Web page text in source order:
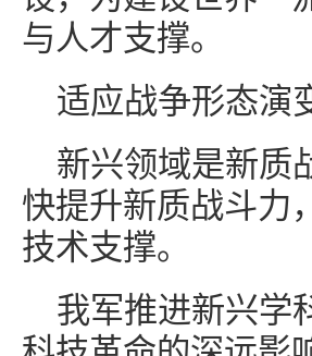
与人才支撑。
适应战争形态演
新兴领域是新质
快提升新质战斗力
技术支撑。
我军推进新兴学